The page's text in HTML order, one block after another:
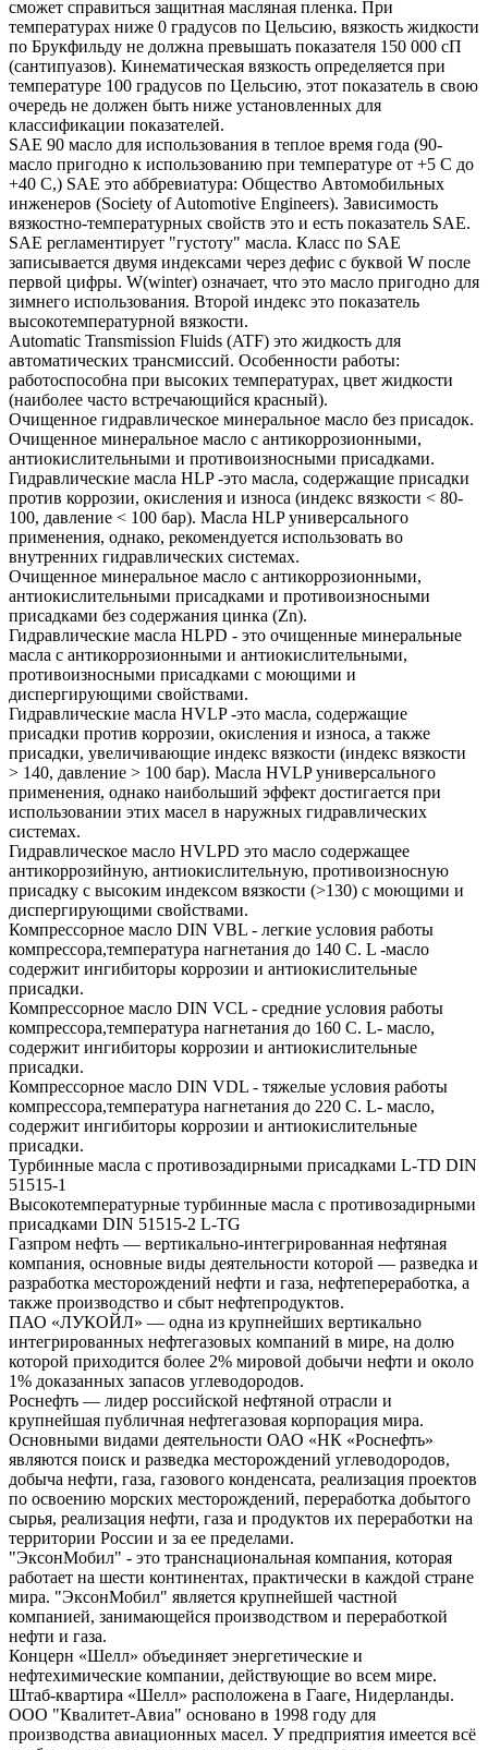
сможет справиться защитная масляная пленка. При
температурах ниже 0 градусов по Цельсию, вязкость жидкости
по Брукфильду не должна превышать показателя 150 000 сП
(сантипуазов). Кинематическая вязкость определяется при
температуре 100 градусов по Цельсию, этот показатель в свою
очередь не должен быть ниже установленных для
классификации показателей.
SAE 90 масло для использования в теплое время года (90-
масло пригодно к использованию при температуре от +5 С до
+40 С,) SAE это аббревиатура: Общество Автомобильных
инженеров (Society of Automotive Engineers). Зависимость
вязкостно-температурных свойств это и есть показатель SAE.
SAE регламентирует "густоту" масла. Класс по SAE
записывается двумя индексами через дефис с буквой W после
первой цифры. W(winter) означает, что это масло пригодно для
зимнего использования. Второй индекс это показатель
высокотемпературной вязкости.
Automatic Transmission Fluids (ATF) это жидкость для
автоматических трансмиссий. Особенности работы:
работоспособна при высоких температурах, цвет жидкости
(наиболее часто встречающийся красный).
Очищенное гидравлическое минеральное масло без присадок.
Очищенное минеральное масло с антикоррозионными,
антиокислительными и противоизносными присадками.
Гидравлические масла HLP -это масла, содержащие присадки
против коррозии, окисления и износа (индекс вязкости < 80-
100, давление < 100 бар). Масла HLP универсального
применения, однако, рекомендуется использовать во
внутренних гидравлических системах.
Очищенное минеральное масло с антикоррозионными,
антиокислительными присадками и противоизносными
присадками без содержания цинка (Zn).
Гидравлические масла HLPD - это очищенные минеральные
масла с антикоррозионными и антиокислительными,
противоизносными присадками с моющими и
диспергирующими свойствами.
Гидравлические масла HVLP -это масла, содержащие
присадки против коррозии, окисления и износа, а также
присадки, увеличивающие индекс вязкости (индекс вязкости
> 140, давление > 100 бар). Масла HVLP универсального
применения, однако наибольший эффект достигается при
использовании этих масел в наружных гидравлических
системах.
Гидравлическое масло HVLPD это масло содержащее
антикоррозийную, антиокислительную, противоизносную
присадку с высоким индексом вязкости (>130) с моющими и
диспергирующими свойствами.
Компрессорное масло DIN VBL - легкие условия работы
компрессора,температура нагнетания до 140 С. L -масло
содержит ингибиторы коррозии и антиокислительные
присадки.
Компрессорное масло DIN VCL - средние условия работы
компрессора,температура нагнетания до 160 С. L- масло,
содержит ингибиторы коррозии и антиокислительные
присадки.
Компрессорное масло DIN VDL - тяжелые условия работы
компрессора,температура нагнетания до 220 С. L- масло,
содержит ингибиторы коррозии и антиокислительные
присадки.
Турбинные масла с противозадирными присадками L-TD DIN
51515-1
Высокотемпературные турбинные масла с противозадирными
присадками DIN 51515-2 L-TG
Газпром нефть — вертикально-интегрированная нефтяная
компания, основные виды деятельности которой — разведка и
разработка месторождений нефти и газа, нефтепереработка, а
также производство и сбыт нефтепродуктов.
ПАО «ЛУКОЙЛ» — одна из крупнейших вертикально
интегрированных нефтегазовых компаний в мире, на долю
которой приходится более 2% мировой добычи нефти и около
1% доказанных запасов углеводородов.
Роснефть — лидер российской нефтяной отрасли и
крупнейшая публичная нефтегазовая корпорация мира.
Основными видами деятельности ОАО «НК «Роснефть»
являются поиск и разведка месторождений углеводородов,
добыча нефти, газа, газового конденсата, реализация проектов
по освоению морских месторождений, переработка добытого
сырья, реализация нефти, газа и продуктов их переработки на
территории России и за ее пределами.
"ЭксонМобил" - это транснациональная компания, которая
работает на шести континентах, практически в каждой стране
мира. "ЭксонМобил" является крупнейшей частной
компанией, занимающейся производством и переработкой
нефти и газа.
Концерн «Шелл» объединяет энергетические и
нефтехимические компании, действующие во всем мире.
Штаб-квартира «Шелл» расположена в Гааге, Нидерланды.
ООО "Квалитет-Авиа" основано в 1998 году для
производства авиационных масел. У предприятия имеется всё